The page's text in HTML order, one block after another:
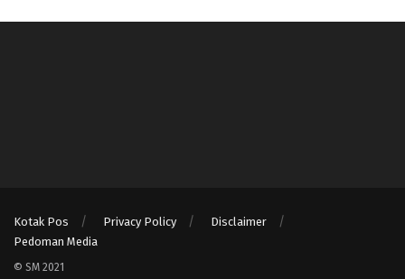
Kotak Pos Privacy Policy
Disclaimer
Pedoman Media
© SM 2021